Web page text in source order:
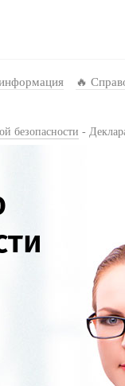
🔥
безопасности -